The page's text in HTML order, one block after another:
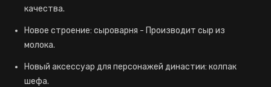
качества.
Новое строение: сыроварня - Производит сыр из
молока.
Новый аксессуар для персонажей династии: колпак
шефа.